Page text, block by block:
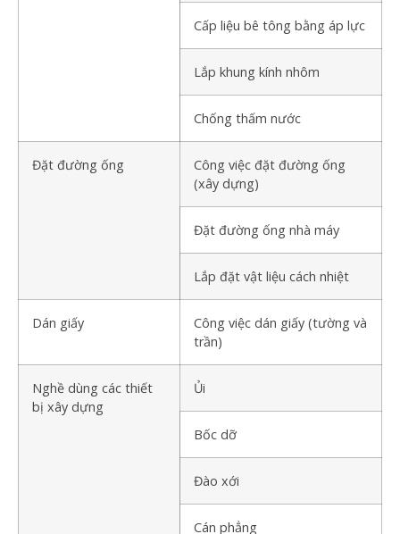
Cấp liệu bê tông bằng áp lực
Lắp khung kính nhôm
Chống thấm nước
Đặt đường ống
Công việc đặt đường ống
(xây dựng)
Đặt đường ống nhà máy
Lắp đặt vật liệu cách nhiệt
Dán giấy
Công việc dán giấy (tường và
trần)
Nghề dùng các thiết
bị xây dựng
Ủi
Bốc dỡ
Đào xới
Cán phẳng